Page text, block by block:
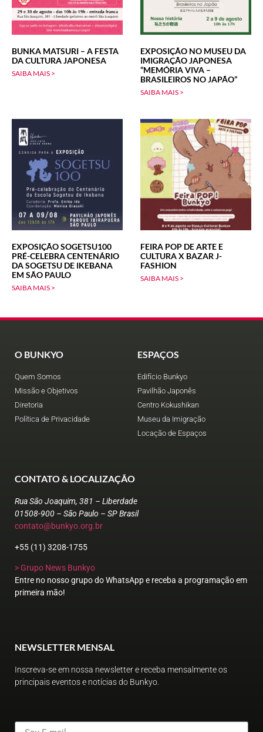
BUNKA MATSURI – A FESTA
DA CULTURA JAPONESA
SAIBA MAIS >
EXPOSIÇÃO NO MUSEU DA
IMIGRAÇÃO JAPONESA
“MEMÓRIA VIVA –
BRASILEIROS NO JAPÃO”
SAIBA MAIS >
EXPOSIÇÃO SOGETSU100
PRÉ-CELEBRA CENTENÁRIO
DA SOGETSU DE IKEBANA
EM SÃO PAULO
SAIBA MAIS >
FEIRA POP DE ARTE E
CULTURA X BAZAR J-
FASHION
SAIBA MAIS >
O BUNKYO
Quem Somos
Missão e Objetivos
Diretoria
Política de Privacidade
ESPAÇOS
Edifício Bunkyo
Pavilhão Japonês
Centro Kokushikan
Museu da Imigração
Locação de Espaços
CONTATO & LOCALIZAÇÃO
Rua São Joaquim, 381 – Liberdade
01508-900 – São Paulo – SP Brasil
contato@bunkyo.org.br
+55 (11) 3208-1755
> Grupo News Bunkyo
Entre no nosso grupo do WhatsApp e receba a programação em
primeira mão!
NEWSLETTER MENSAL
Inscreva-se em nossa newsletter e receba mensalmente os
principais eventos e notícias do Bunkyo.